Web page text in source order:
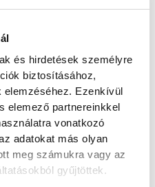
és hirdetések személyre
biztosításához,
elemzéséhez. Ezenkívül
elemező partnereinkkel
vonatkozó
adatokat más olyan
meg számukra vagy az
gyűjtöttek.
BETÖLTÉSE